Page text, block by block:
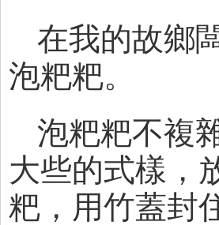
在我的故鄉
泡粑粑。
泡粑粑不複
大些的式樣，
粑，用竹蓋封